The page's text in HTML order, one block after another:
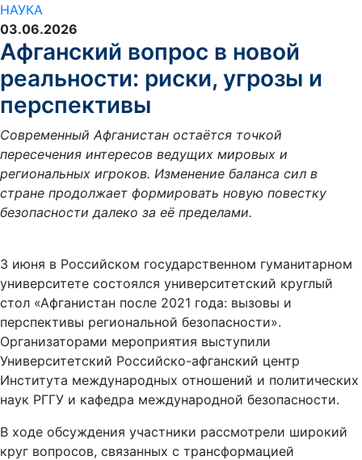
НАУКА
03.06.2026
Афганский вопрос в новой
реальности: риски, угрозы и
перспективы
Современный Афганистан остаётся точкой
пересечения интересов ведущих мировых и
региональных игроков. Изменение баланса сил в
стране продолжает формировать новую повестку
безопасности далеко за её пределами.
3 июня в Российском государственном гуманитарном
университете состоялся университетский круглый
стол «Афганистан после 2021 года: вызовы и
перспективы региональной безопасности».
Организаторами мероприятия выступили
Университетский Российско-афганский центр
Института международных отношений и политических
наук РГГУ и кафедра международной безопасности.
В ходе обсуждения участники рассмотрели широкий
круг вопросов, связанных с трансформацией